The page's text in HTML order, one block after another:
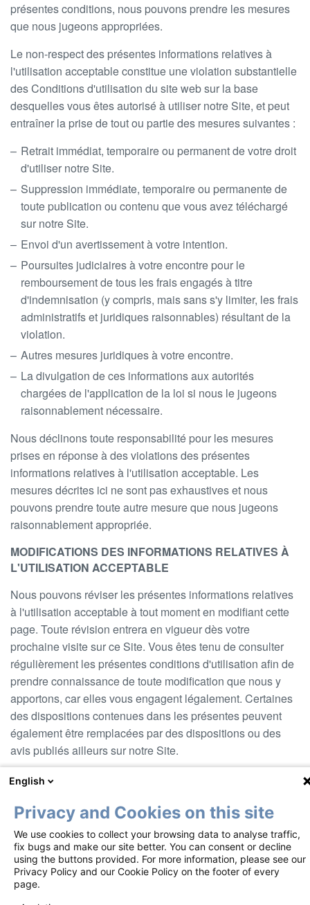
présentes conditions, nous pouvons prendre les mesures
que nous jugeons appropriées.
Le non-respect des présentes informations relatives à
l'utilisation acceptable constitue une violation substantielle
des Conditions d'utilisation du site web sur la base
desquelles vous êtes autorisé à utiliser notre Site, et peut
entraîner la prise de tout ou partie des mesures suivantes :
Retrait immédiat, temporaire ou permanent de votre droit
d'utiliser notre Site.
Suppression immédiate, temporaire ou permanente de
toute publication ou contenu que vous avez téléchargé
sur notre Site.
Envoi d'un avertissement à votre intention.
Poursuites judiciaires à votre encontre pour le
remboursement de tous les frais engagés à titre
d'indemnisation (y compris, mais sans s'y limiter, les frais
administratifs et juridiques raisonnables) résultant de la
violation.
Autres mesures juridiques à votre encontre.
La divulgation de ces informations aux autorités
chargées de l'application de la loi si nous le jugeons
raisonnablement nécessaire.
Nous déclinons toute responsabilité pour les mesures
prises en réponse à des violations des présentes
informations relatives à l'utilisation acceptable. Les
mesures décrites ici ne sont pas exhaustives et nous
pouvons prendre toute autre mesure que nous jugeons
raisonnablement appropriée.
MODIFICATIONS DES INFORMATIONS RELATIVES À
L'UTILISATION ACCEPTABLE
Nous pouvons réviser les présentes informations relatives
à l'utilisation acceptable à tout moment en modifiant cette
page. Toute révision entrera en vigueur dès votre
prochaine visite sur ce Site. Vous êtes tenu de consulter
régulièrement les présentes conditions d'utilisation afin de
prendre connaissance de toute modification que nous y
apportons, car elles vous engagent légalement. Certaines
des dispositions contenues dans les présentes peuvent
également être remplacées par des dispositions ou des
avis publiés ailleurs sur notre Site.
Date de rédaction : juillet 2025
Footer
2
Conditions d'utilisation
Avis de confidentialité
Politique en matière de cookies
English
Privacy and Cookies on this site
We use cookies to collect your browsing data to analyse traffic,
fix bugs and make our site better. You can consent or decline
using the buttons provided. For more information, please see our
Privacy Policy and our Cookie Policy on the footer of every
page.